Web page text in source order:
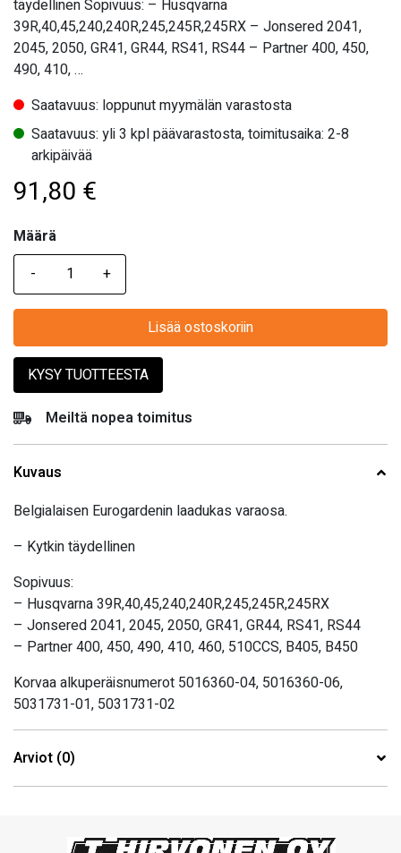
täydellinen Sopivuus: – Husqvarna
39R,40,45,240,240R,245,245R,245RX – Jonsered 2041,
2045, 2050, GR41, GR44, RS41, RS44 – Partner 400, 450,
490, 410, …
Saatavuus: loppunut myymälän varastosta
Saatavuus: yli 3 kpl päävarastosta, toimitusaika: 2-8
arkipäivää
91,80 €
Määrä
Määrä
Lisää ostoskoriin
KYSY TUOTTEESTA
Meiltä nopea toimitus
Kuvaus
Belgialaisen Eurogardenin laadukas varaosa.
– Kytkin täydellinen
Sopivuus:
– Husqvarna 39R,40,45,240,240R,245,245R,245RX
– Jonsered 2041, 2045, 2050, GR41, GR44, RS41, RS44
– Partner 400, 450, 490, 410, 460, 510CCS, B405, B450
Korvaa alkuperäisnumerot 5016360-04, 5016360-06,
5031731-01, 5031731-02
Arviot (0)